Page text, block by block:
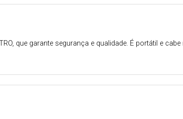
que garante segurança e qualidade. É portátil e